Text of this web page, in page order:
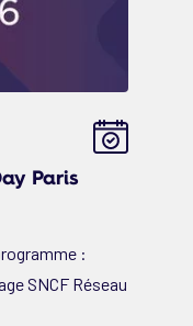
Paris
:
SNCF Réseau